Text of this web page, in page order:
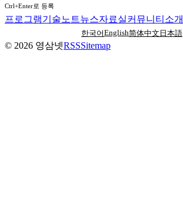
Ctrl+Enter로 등록
프로그램기술노트뉴스자료실커뮤니티 소개
한국어English简体中文 日本語
© 2026 영삼넷RSSSitemap